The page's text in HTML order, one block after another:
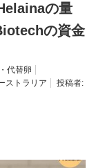
の量
の資金
代替卵
ストラリア
投稿者: